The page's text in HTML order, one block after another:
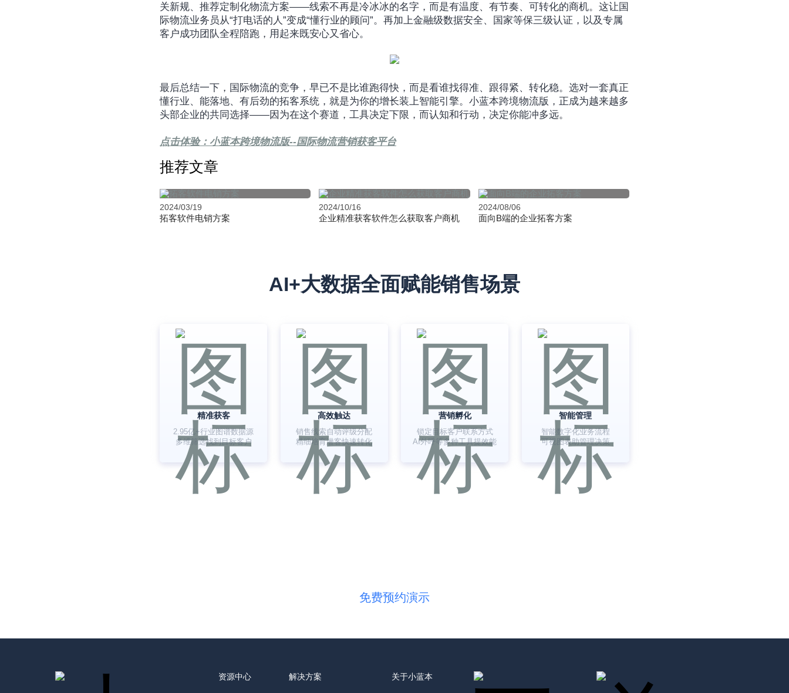
关新规、推荐定制化物流方案——线索不再是冷冰冰的名字，而是有温度、有节奏、可转化的商机。这让国
际物流业务员从“打电话的人”变成“懂行业的顾问”。再加上金融级数据安全、国家等保三级认证，以及专属
客户成功团队全程陪跑，用起来既安心又省心。
最后总结一下，国际物流的竞争，早已不是比谁跑得快，而是看谁找得准、跟得紧、转化稳。选对一套真正
懂行业、能落地、有后劲的拓客系统，就是为你的增长装上智能引擎。小蓝本跨境物流版，正成为越来越多
头部企业的共同选择——因为在这个赛道，工具决定下限，而认知和行动，决定你能冲多远。
点击体验：小蓝本跨境物流版--国际物流营销获客平台
推荐文章
2024/03/19
拓客软件电销方案
2024/10/16
企业精准获客软件怎么获取客户商机
2024/08/06
面向B端的企业拓客方案
AI+大数据全面赋能销售场景
精准获客
2.95亿+行业图谱数据源
多维筛选找到目标客户
高效触达
销售线索自动评级分配
精细培育潜客快速转化
营销孵化
锁定目标客户联系方式
AI外呼等多种工具提效能
智能管理
智能数字化业务流程
可视图表助管理决策
免费预约演示
资源中心 解决方案 关于小蓝本